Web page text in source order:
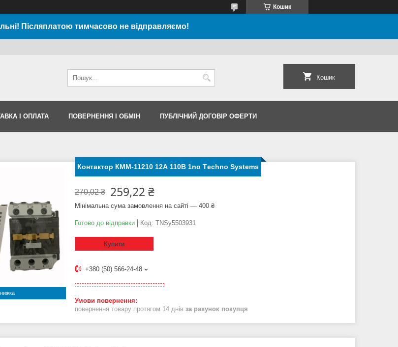
Кошик
Післяплатою тимчасово не відправляємо!
Кошик
І ОПЛАТА ПОВЕРНЕННЯ І ОБМІН ПУБЛІЧНИЙ ДОГОВІР ОФЕРТИ
Контактор КММ-11210 12А 110В 1no Тechno Systems
270,02 ₴ 259,22 ₴
Мінімальна сума замовлення на сайті — 400 ₴
Готово до відправки Код: TNSy5503931
Купити
+380 (50) 566-24-48
повернення товару протягом 14 днів за рахунок покупця